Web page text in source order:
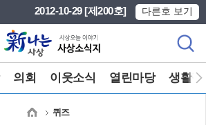
2012-10-29 [제200호] 다른호 보기
의회 이웃소식 열린마당 생활정
퀴즈